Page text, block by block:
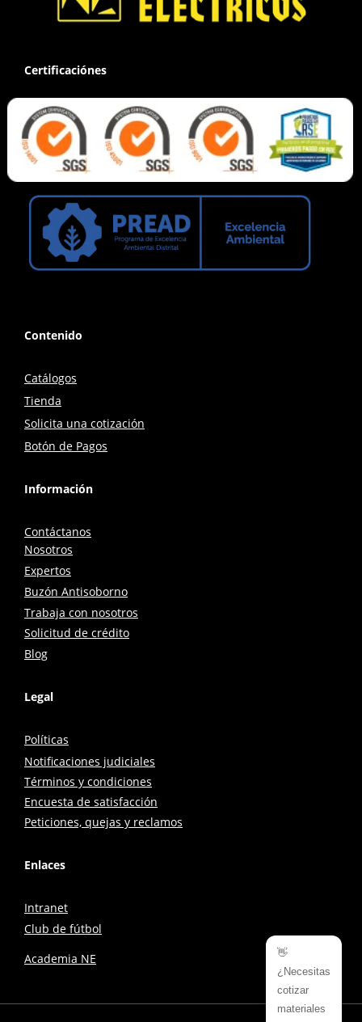
Certificaciónes
Contenido
Catálogos
Tienda
Solicita una cotización
Botón de Pagos
Información
Contáctanos
Nosotros
Expertos
Buzón Antisoborno
Trabaja con nosotros
Solicitud de crédito
Blog
Legal
Políticas
Notificaciones judiciales
Términos y condiciones
Encuesta de satisfacción
Peticiones, quejas y reclamos
Enlaces
Intranet
Club de fútbol
Academia NE
👋
¿Necesitas
cotizar
materiales